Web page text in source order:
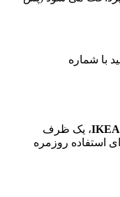
با شماره
IKEA، یک ظرف
استفاده روزمره